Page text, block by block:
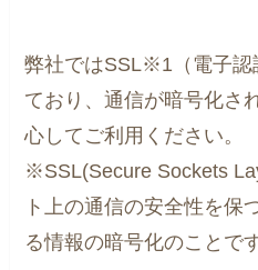
弊社ではSSL※1（電子認
ており、通信が暗号化さ
心してご利用ください。
※SSL(Secure Sockets
ト上の通信の安全性を保
る情報の暗号化のことです